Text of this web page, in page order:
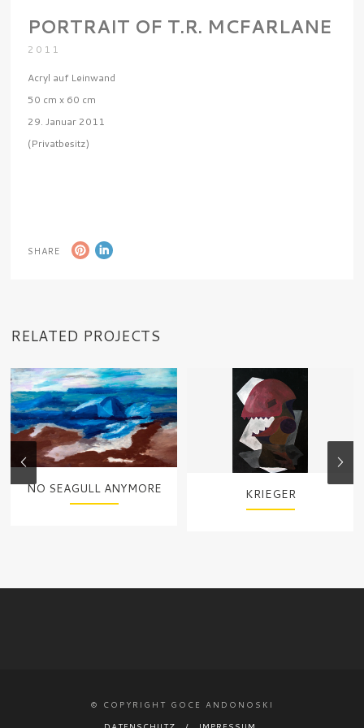
PORTRAIT OF T.R. MCFARLANE
2011
Acryl auf Leinwand
50 cm x 60 cm
29. Januar 2011
(Privatbesitz)
SHARE
RELATED PROJECTS
NO SEAGULL ANYMORE KRIEGER
© COPYRIGHT GOCE ANDONOSKI